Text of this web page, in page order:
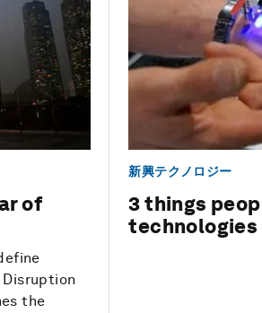
of
the
新興テクノロジー
3 things
technologies